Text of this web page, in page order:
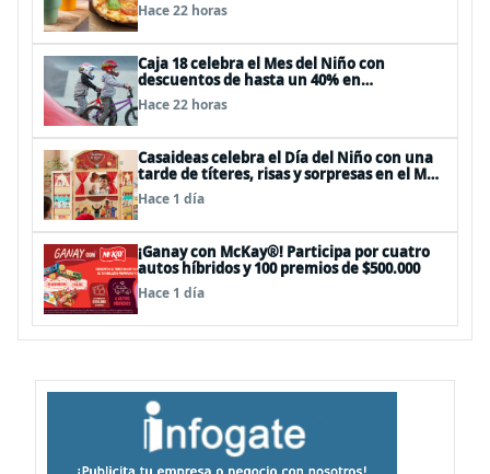
Hace 22 horas
Caja 18 celebra el Mes del Niño con
descuentos de hasta un 40% en
panoramas, cine, shows y streaming
Hace 22 horas
Casaideas celebra el Día del Niño con una
tarde de títeres, risas y sorpresas en el Mall
Plaza Vespucio
Hace 1 día
¡Ganay con McKay®! Participa por cuatro
autos híbridos y 100 premios de $500.000
Hace 1 día